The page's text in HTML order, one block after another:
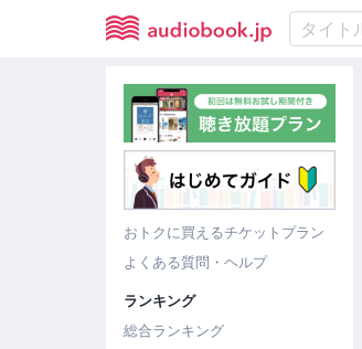
おトクに買えるチケットプラン
よくある質問・ヘルプ
ランキング
総合ランキング